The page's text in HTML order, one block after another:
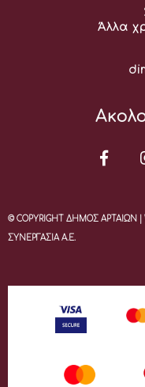
Άλλα
© COPYRIGHT ΔΗΜΟΣ ΑΡΤΑΙΩΝ |
ΣΥΝΕΡΓΑΣΙΑ Α.Ε.